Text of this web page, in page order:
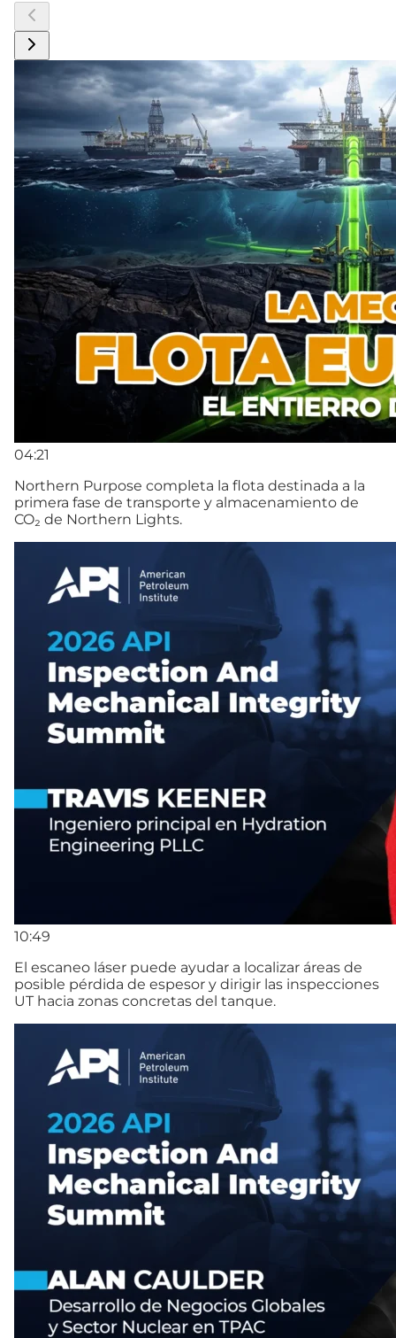
04:21
Northern Purpose completa la flota destinada a la
primera fase de transporte y almacenamiento de
CO₂ de Northern Lights.
10:49
El escaneo láser puede ayudar a localizar áreas de
posible pérdida de espesor y dirigir las inspecciones
UT hacia zonas concretas del tanque.